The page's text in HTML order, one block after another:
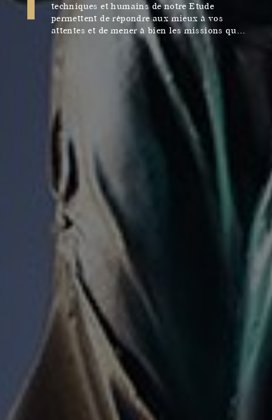
techniques et humains de notre Etude
permettent de répondre aux mieux à vos
attentes et de mener à bien les missions qui